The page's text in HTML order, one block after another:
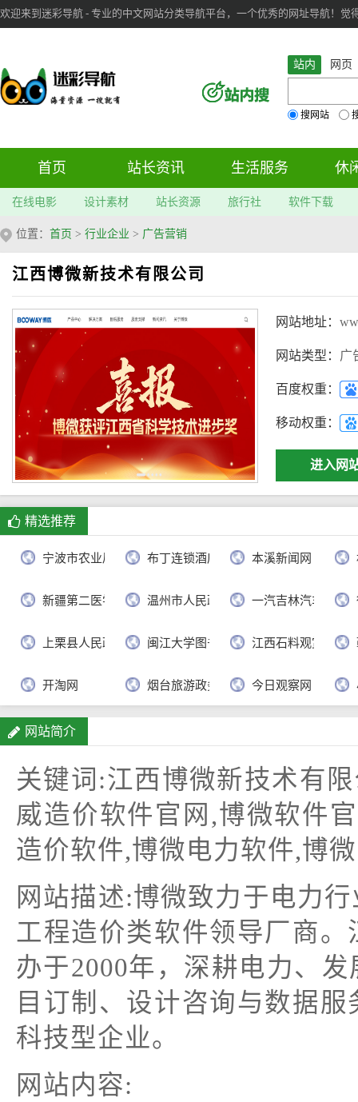
欢迎来到迷彩导航 - 专业的中文网站分类导航平台，一个优秀的网址导航！觉
站内 网页
搜网站
首页 站长资讯 生活服务 休
在线电影 设计素材 站长资源 旅行社 软件下载
位置： 首页 > 行业企业 > 广告营销
江西博微新技术有限公司
网站地址：
网站类型： 广
百度权重：
移动权重：
进入网
精选推荐
宁波市农业局 布丁连锁酒店官网 本溪新闻网
新疆第二医学院 温州市人民政府 一汽吉林汽车有限
上栗县人民政府 闽江大学图书馆 江西石料观赏网
开淘网 烟台旅游政务网 今日观察网
网站简介
关键词:江西博微新技术有
威造价软件官网,博微软件
造价软件,博微电力软件,博
网站描述:博微致力于电力
工程造价类软件领导厂商
办于2000年，深耕电力、
目订制、设计咨询与数据
科技型企业。
网站内容: